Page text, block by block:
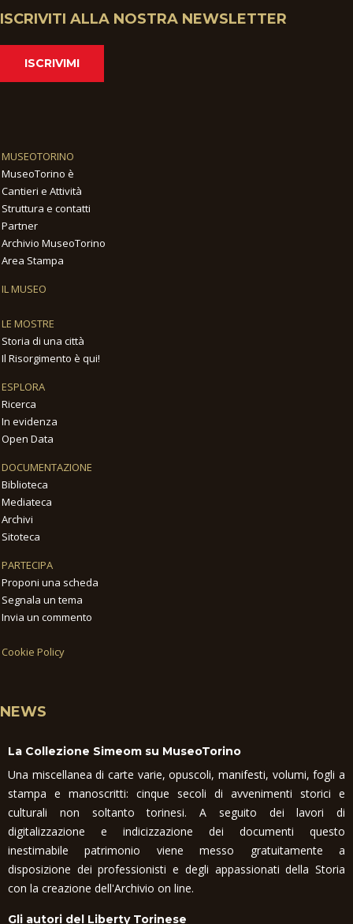
ISCRIVITI ALLA NOSTRA NEWSLETTER
ISCRIVIMI
MUSEOTORINO
MuseoTorino è
Cantieri e Attività
Struttura e contatti
Partner
Archivio MuseoTorino
Area Stampa
IL MUSEO
LE MOSTRE
Storia di una città
Il Risorgimento è qui!
ESPLORA
Ricerca
In evidenza
Open Data
DOCUMENTAZIONE
Biblioteca
Mediateca
Archivi
Sitoteca
PARTECIPA
Proponi una scheda
Segnala un tema
Invia un commento
Cookie Policy
NEWS
La Collezione Simeom su MuseoTorino
Una miscellanea di carte varie, opuscoli, manifesti, volumi, fogli a
stampa e manoscritti: cinque secoli di avvenimenti storici e
culturali non soltanto torinesi. A seguito dei lavori di
digitalizzazione e indicizzazione dei documenti questo
inestimabile patrimonio viene messo gratuitamente a
disposizione dei professionisti e degli appassionati della Storia
con la creazione dell'Archivio on line.
Gli autori del Liberty Torinese